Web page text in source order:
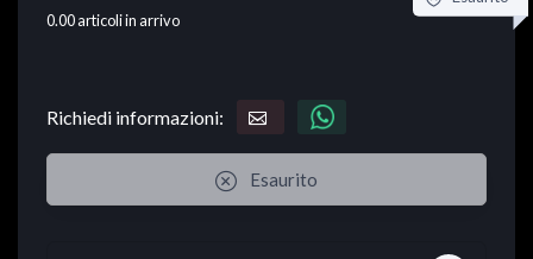
0.00articoli in arrivo
Richiedi informazioni:
Esaurito